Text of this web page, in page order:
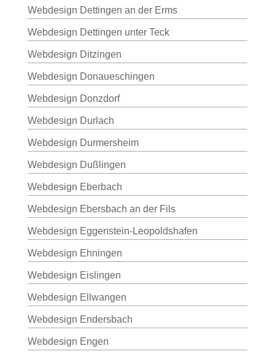
Webdesign Dettingen an der Erms
Webdesign Dettingen unter Teck
Webdesign Ditzingen
Webdesign Donaueschingen
Webdesign Donzdorf
Webdesign Durlach
Webdesign Durmersheim
Webdesign Dußlingen
Webdesign Eberbach
Webdesign Ebersbach an der Fils
Webdesign Eggenstein-Leopoldshafen
Webdesign Ehningen
Webdesign Eislingen
Webdesign Ellwangen
Webdesign Endersbach
Webdesign Engen